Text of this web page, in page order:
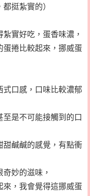
挺紮實的）
實好吃，蛋香味濃，
捲比較起來，挪威蛋
口感，口味比較濃郁
是不可能接觸到的口
甜鹹鹹的感覺，有點衝
妙的滋味，
來，我會覺得這挪威蛋